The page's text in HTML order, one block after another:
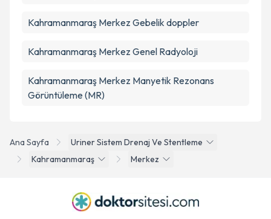
Ana Sayfa
Uriner Sistem Drenaj Ve Stentleme
Kahramanmaraş
Merkez
Kahramanmaraş Merkez Gebelik doppler
Kahramanmaraş Merkez Genel Radyoloji
Kahramanmaraş Merkez Manyetik Rezonans
Görüntüleme (MR)